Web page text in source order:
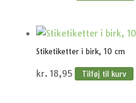
Stiketiketter i birk, 10 cm
kr. 18,95 Tilføj til kurv